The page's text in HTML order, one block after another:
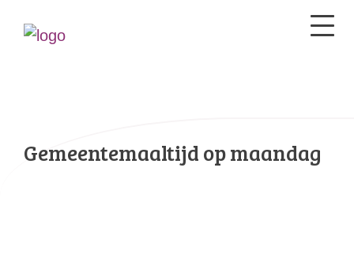
Gemeentemaaltijd op maandag